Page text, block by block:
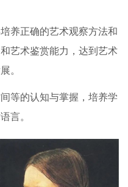
养正确的艺术观察方法和
艺术鉴赏能力，达到艺术
。
等的认知与掌握，培养学
言。